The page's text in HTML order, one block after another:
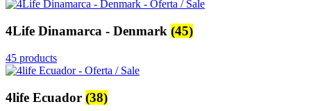
4Life Dinamarca - Denmark (45)
45 products
4life Ecuador (38)